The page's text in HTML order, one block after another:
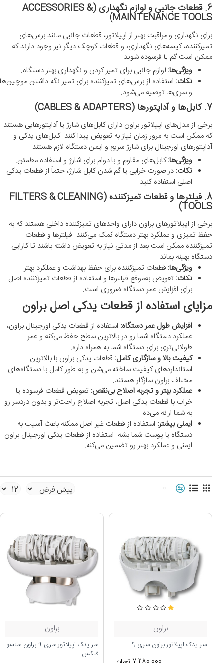
6. قطعات جانبی و لوازم نگهداری (ACCESSORIES &
MAINTENANCE TOOLS)
برای نگهداری و مراقبت بهتر از اپیلاتور، قطعات جانبی مانند برس‌های
تمیزکننده، کیسه‌های نگهداری، و قطعات کوچک دیگر نیز وجود دارند که
ممکن است گم یا فرسوده شوند.
ویژگی‌ها: لوازم جانبی برای تمیز کردن و نگهداری بهتر دستگاه.
نکات: استفاده از برس‌های تمیزکننده برای تمیز نگه داشتن موچین‌ها
و سری‌ها توصیه می‌شود.
7. کابل‌ها و آداپتورها (CABLES & ADAPTERS)
برخی از مدل‌های اپیلاتور براون دارای کابل‌های شارژ یا آداپتورهایی هستند
که ممکن است به مرور زمان نیاز به تعویض پیدا کنند. کابل‌های یدکی و
آداپتورهای اورجینال برای شارژ سریع و ایمن دستگاه لازم هستند.
ویژگی‌ها:کابل‌های مقاوم و با دوام برای شارژ و استفاده مطمئن.
نکات: در صورت خرابی یا گم شدن کابل شارژ، حتماً از قطعات یدکی
اصلی استفاده کنید.
8. فیلترها و قطعات تمیزکننده (FILTERS & CLEANING
TOOLS)
برخی از اپیلاتورهای براون دارای واحدهای تمیزکننده داخلی هستند که به
حفظ تمیزی و عملکرد بهتر دستگاه کمک می‌کنند. فیلترها و قطعات
تمیزکننده ممکن است بعد از مدتی نیاز به تعویض داشته باشند تا کارایی
دستگاه بهینه بماند.
ویژگی‌ها: قطعات تمیزکننده برای حفظ بهداشت و عملکرد بهتر.
نکات: تعویض به‌موقع فیلترها و استفاده از قطعات تمیزکننده اصل
برای افزایش عمر دستگاه ضروری است.
مزایای استفاده از قطعات یدکی اصل براون
افزایش طول عمر دستگاه: استفاده از قطعات یدکی اورجینال براون،
عملکرد دستگاه شما رو در بالاترین سطح حفظ می‌کنه و عمر
طولانی‌تری برای دستگاه شما به همراه داره.
کیفیت بالا و سازگاری کامل: قطعات یدکی براون با بالاترین
استانداردهای کیفیت ساخته می‌شن و به طور کامل با دستگاه‌های
مختلف براون سازگار هستند.
عملکرد بهتر و تجربه اصلاح بی‌نقص: تعویض قطعات فرسوده یا
خراب با قطعات یدکی اصل، تجربه اصلاح راحت‌تر و بدون دردسر رو
به شما ارائه می‌ده.
ایمنی بیشتر: استفاده از قطعات غیر اصل ممکنه باعث آسیب به
دستگاه یا پوست شما بشه. استفاده از قطعات یدکی اورجینال براون
ایمنی و عملکرد بهتر رو تضمین می‌کنه.
براون
سر یدک اپیلاتور براون سری 9
براون
سر یدک اپیلاتور سری 9 براون سنسو
فلکس